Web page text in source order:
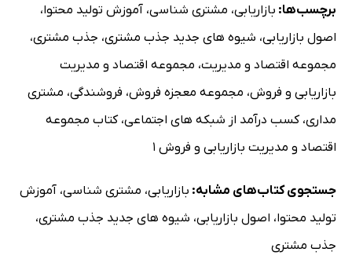
برچسب‌ها: بازاریابی، مشتری شناسی، آموزش تولید محتوا،
اصول بازاریابی، شیوه های جدید جذب مشتری، جذب مشتری،
مجموعه اقتصاد و مدیریت، مجموعه اقتصاد و مدیریت
بازاریابی و فروش، مجموعه معجزه فروش، فروشندگی، مشتری
مداری،کسب درآمد از شبکه های اجتماعی،کتاب مجموعه
اقتصاد و مدیریت بازاریابی و فروش 1
جستجوی کتاب‌های مشابه: بازاریابی، مشتری شناسی، آموزش
تولید محتوا، اصول بازاریابی، شیوه های جدید جذب مشتری،
جذب مشتری